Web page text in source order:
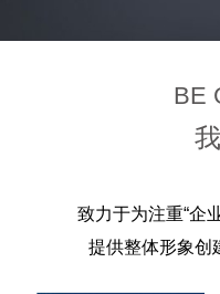
BE
致力于为注重“企
提供整体形象创